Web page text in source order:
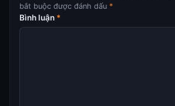
bắt buộc được đánh dấu *
Bình luận *